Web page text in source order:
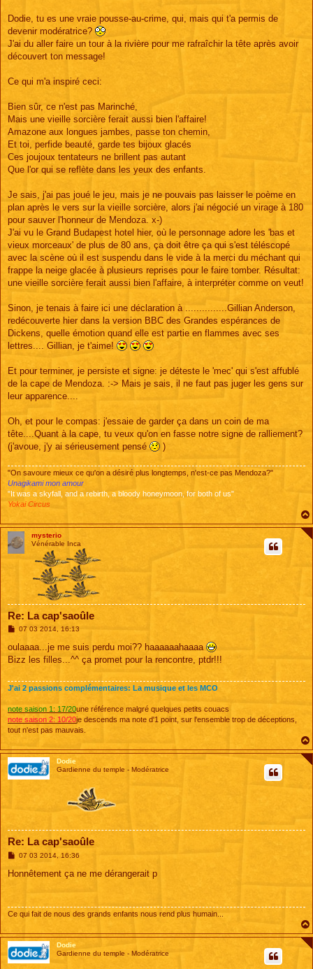
g
Dodie, tu es une vraie pousse-au-crime, qui, mais qui t'a permis de
devenir modératrice?
J'ai du aller faire un tour à la rivière pour me rafraîchir la tête après avoir
découvert ton message!
Ce qui m'a inspiré ceci:
Bien sûr, ce n'est pas Marinché,
Mais une vieille sorcière ferait aussi bien l'affaire!
Amazone aux longues jambes, passe ton chemin,
Et toi, perfide beauté, garde tes bijoux glacés
Ces joujoux tentateurs ne brillent pas autant
Que l'or qui se reflète dans les yeux des enfants.
Je sais, j'ai pas joué le jeu, mais je ne pouvais pas laisser le poème en
plan après le vers sur la vieille sorcière, alors j'ai négocié un virage à 180
pour sauver l'honneur de Mendoza. x-)
J'ai vu le Grand Budapest hotel hier, où le personnage adore les 'bas et
vieux morceaux' de plus de 80 ans, ça doit être ça qui s'est téléscopé
avec la scène où il est suspendu dans le vide à la merci du méchant qui
frappe la neige glacée à plusieurs reprises pour le faire tomber. Résultat:
une vieille sorcière ferait aussi bien l'affaire, à interpréter comme on veut!
Sinon, je tenais à faire ici une déclaration à ...............Gillian Anderson,
redécouverte hier dans la version BBC des Grandes espérances de
Dickens, quelle émotion quand elle est partie en flammes avec ses
lettres.... Gillian, je t'aime!
Et pour terminer, je persiste et signe: je déteste le 'mec' qui s'est affublé
de la cape de Mendoza. :-> Mais je sais, il ne faut pas juger les gens sur
leur apparence....
Oh, et pour le compas: j'essaie de garder ça dans un coin de ma
tête....Quant à la cape, tu veux qu'on en fasse notre signe de ralliement?
(j'avoue, j'y ai sérieusement pensé
)
"On savoure mieux ce qu'on a désiré plus longtemps, n'est-ce pas Mendoza?"
Unagikami mon amour
"It was a skyfall, and a rebirth, a bloody honeymoon, for both of us"
Yokai Circus
mysterio
Vénérable Inca
Re: La cap'saoûle
M
s
a
07 03 2014, 16:13
oulaaaa...je me suis perdu moi?? haaaaaahaaaa
Bizz les filles...^^ ça promet pour la rencontre, ptdr!!!
J'ai 2 passions complémentaires: La musique et les MCO
note saison 1: 17/20une référence malgré quelques petits couacs
note saison 2: 10/20je descends ma note d'1 point, sur l'ensemble trop de déceptions,
tout n'est pas mauvais.
Dodie
Gardienne du temple - Modératrice
Re: La cap'saoûle
M
s
07 03 2014, 16:36
Honnêtement ça ne me dérangerait p
Ce qui fait de nous des grands enfants nous rend plus humain...
Dodie
Gardienne du temple - Modératrice